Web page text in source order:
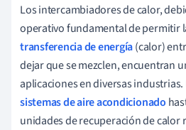
Los intercambiadores de calor,
operativo fundamental de permitir
transferencia de energía(calor)
dejar que se mezclen, encuentran
aplicaciones en diversas
sistemas de aire acondicionado
unidades de recuperación de calor